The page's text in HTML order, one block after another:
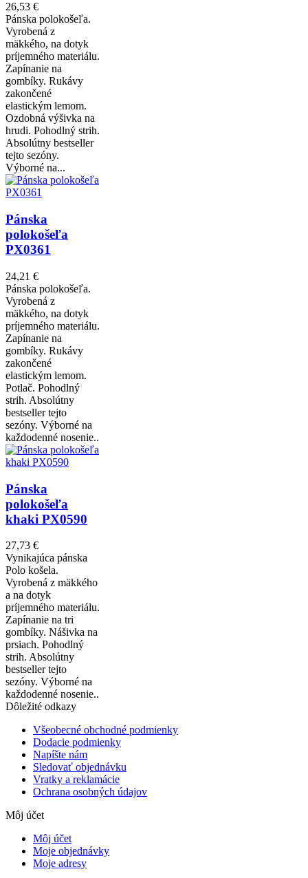
26,53 €
Pánska polokošeľa.
Vyrobená z
mäkkého, na dotyk
príjemného materiálu.
Zapínanie na
gombíky. Rukávy
zakončené
elastickým lemom.
Ozdobná výšivka na
hrudi. Pohodlný strih.
Absolútny bestseller
tejto sezóny.
Výborné na...
Pánska
polokošeľa
PX0361
24,21 €
Pánska polokošeľa.
Vyrobená z
mäkkého, na dotyk
príjemného materiálu.
Zapínanie na
gombíky. Rukávy
zakončené
elastickým lemom.
Potlač. Pohodlný
strih. Absolútny
bestseller tejto
sezóny. Výborné na
každodenné nosenie..
Pánska
polokošeľa
khaki PX0590
27,73 €
Vynikajúca pánska
Polo košela.
Vyrobená z mäkkého
a na dotyk
príjemného materiálu.
Zapínanie na tri
gombíky. Nášivka na
prsiach. Pohodlný
strih. Absolútny
bestseller tejto
sezóny. Výborné na
každodenné nosenie..
Dôležité odkazy
Všeobecné obchodné podmienky
Dodacie podmienky
Napíšte nám
Sledovať objednávku
Vratky a reklamácie
Ochrana osobných údajov
Môj účet
Môj účet
Moje objednávky
Moje adresy